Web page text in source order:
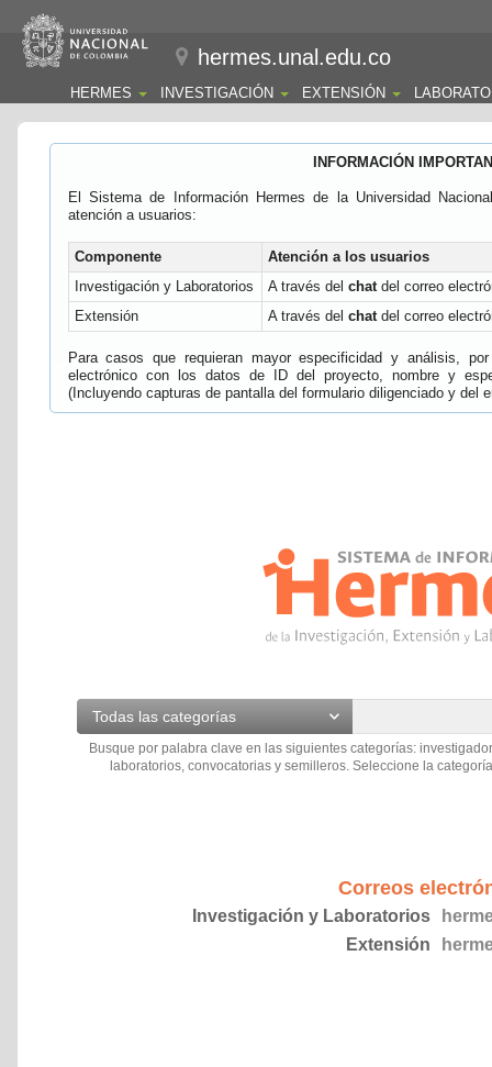
hermes.unal.edu.co
HERMES INVESTIGACIÓN EXTENSIÓN
INFORMACIÓN
El Sistema de Información Hermes de la Universidad
atención a usuarios:
Componente
Atención a los usuarios
Investigación y Laboratorios
A través del chatdel correo
Extensión
A través del chatdel correo
Para casos que requieran mayor especificidad y análisis,
electrónico con los datos de ID del proyecto, nombre y
(Incluyendo capturas de pantalla del formulario diligenciado y del
Todas las categorías
Busque por palabra clave en las siguientes categorías:
laboratorios, convocatorias y semilleros. Seleccione la
Correos
Investigación y Laboratorios
Extensión